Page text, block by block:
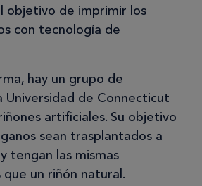
objetivo de imprimir los
con tecnología de
hay un grupo de
Universidad de Connecticut
artificiales. Su objetivo
sean trasplantados a
tengan las mismas
un riñón natural.